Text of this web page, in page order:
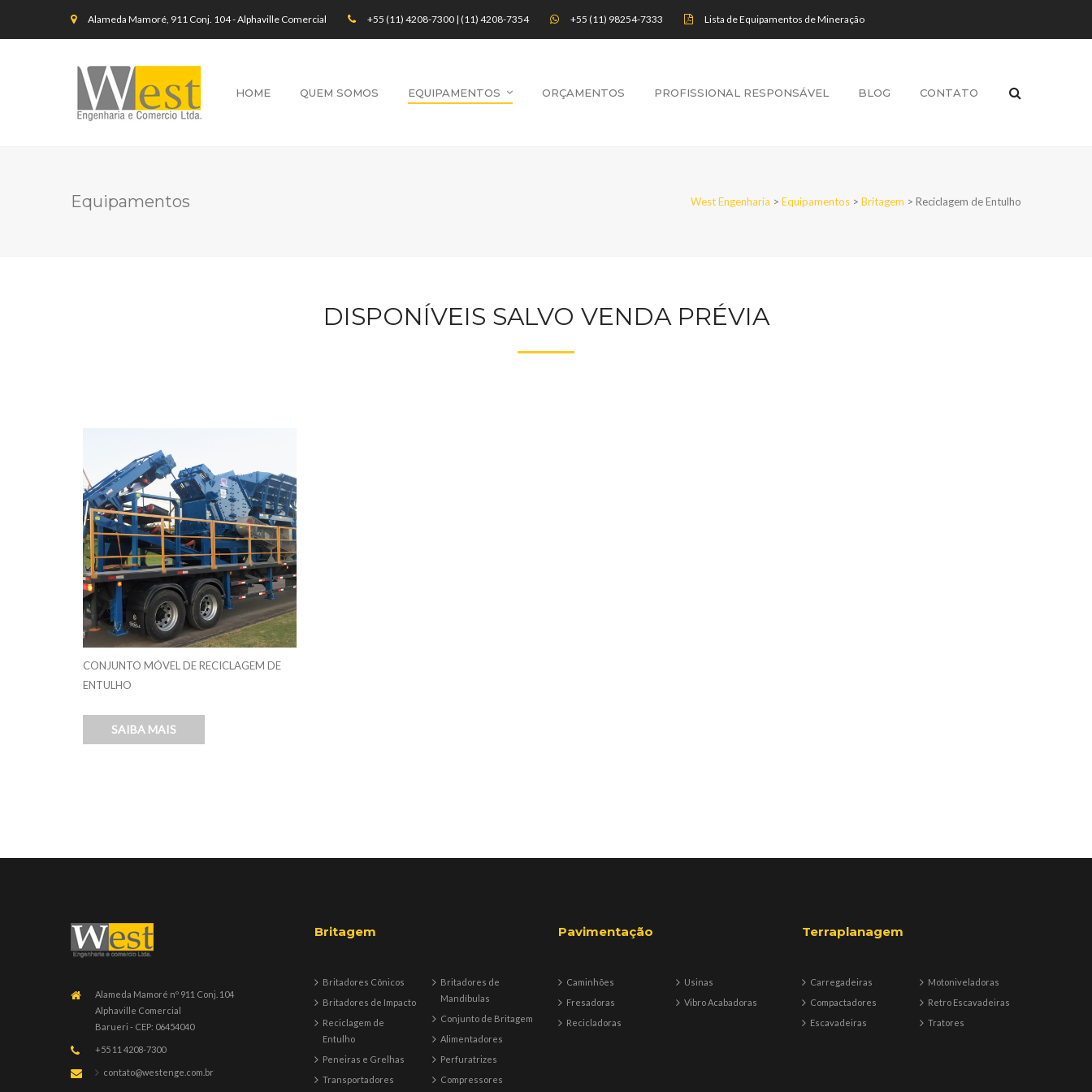
Alameda Mamoré, 911 Conj. 104 - Alphaville Comercial +55 (11) 4208-7300 | (11) 4208-7354 +55 (11) 98254-7333 Lista de Equipamentos de Mineração
HOME QUEM SOMOS EQUIPAMENTOS ORÇAMENTOS PROFISSIONAL RESPONSÁVEL BLOG CONTATO
Equipamentos West Engenharia > Equipamentos > Britagem > Reciclagem de Entulho
DISPONÍVEIS SALVO VENDA PRÉVIA
CONJUNTO MÓVEL DE RECICLAGEM DE
ENTULHO
SAIBA MAIS
Alameda Mamoré nº 911 Conj. 104
Alphaville Comercial
Barueri - CEP: 06454040
+55 11 4208-7300
contato@westenge.com.br
Britagem
Britadores Cônicos
Britadores de Impacto
Reciclagem de
Entulho
Peneiras e Grelhas
Transportadores
Britadores de
Mandíbulas
Conjunto de Britagem
Alimentadores
Perfuratrizes
Compressores
Pavimentação
Caminhões
Fresadoras
Recicladoras
Usinas
Vibro Acabadoras
Terraplanagem
Carregadeiras
Compactadores
Escavadeiras
Motoniveladoras
Retro Escavadeiras
Tratores